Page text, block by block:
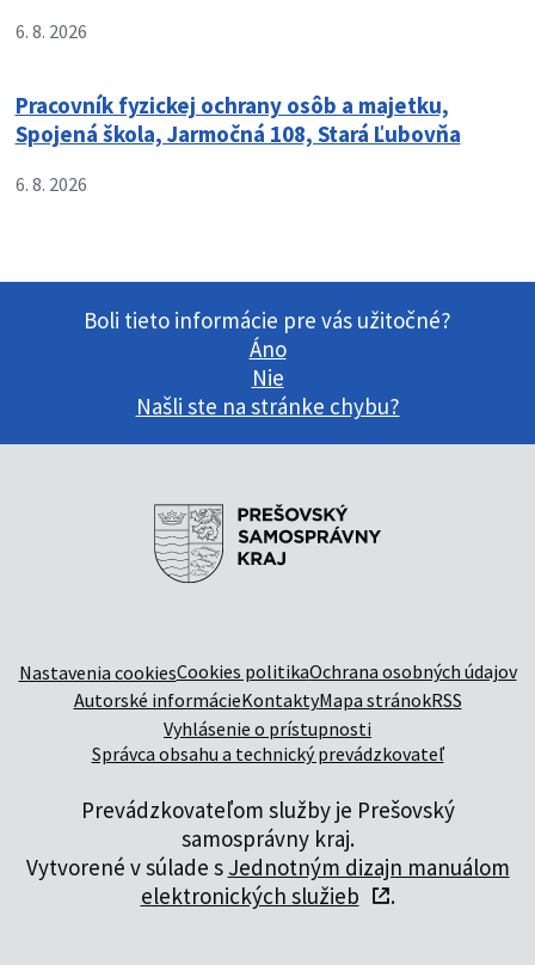
6. 8. 2026
Pracovník fyzickej ochrany osôb a majetku,
Spojená škola, Jarmočná 108, Stará Ľubovňa
6. 8. 2026
Boli tieto informácie pre vás užitočné?
Áno
Nie
Našli ste na stránke chybu?
Nastavenia cookiesCookies politikaOchrana osobných údajov
Autorské informácieKontaktyMapa stránokRSS
Vyhlásenie o prístupnosti
Správca obsahu a technický prevádzkovateľ
Prevádzkovateľom služby je Prešovský
samosprávny kraj.
Vytvorené v súlade s Jednotným dizajn manuálom
elektronických služieb
.